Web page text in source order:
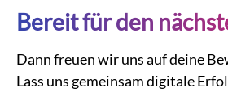
Bereit für den
Dann freuen wir uns auf deine
Lass uns gemeinsam digitale